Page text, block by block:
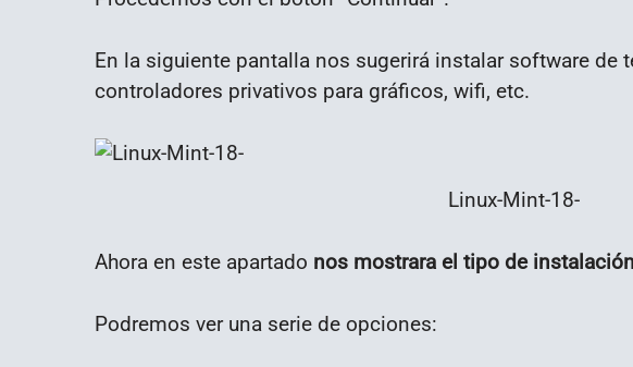
En la siguiente pantalla nos sugerirá instalar software de
controladores privativos para gráficos, wifi, etc.
Linux-Mint-18-
Ahora en este apartado nos mostrara el tipo de
Podremos ver una serie de opciones: